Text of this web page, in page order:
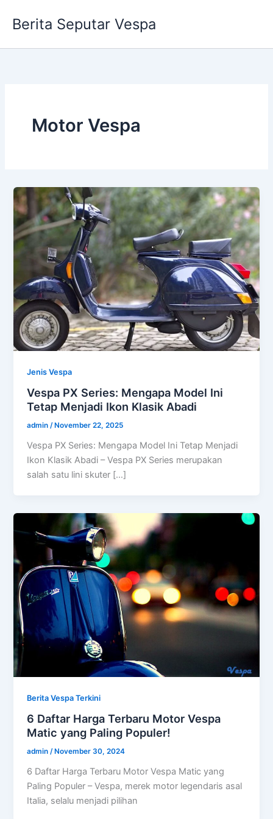
Berita Seputar Vespa
Motor Vespa
Jenis Vespa
Vespa PX Series: Mengapa Model Ini
Tetap Menjadi Ikon Klasik Abadi
admin/ November 22, 2025
Vespa PX Series: Mengapa Model Ini Tetap Menjadi
Ikon Klasik Abadi – Vespa PX Series merupakan
salah satu lini skuter […]
Berita Vespa Terkini
6 Daftar Harga Terbaru Motor Vespa
Matic yang Paling Populer!
admin/ November 30, 2024
6 Daftar Harga Terbaru Motor Vespa Matic yang
Paling Populer – Vespa, merek motor legendaris asal
Italia, selalu menjadi pilihan